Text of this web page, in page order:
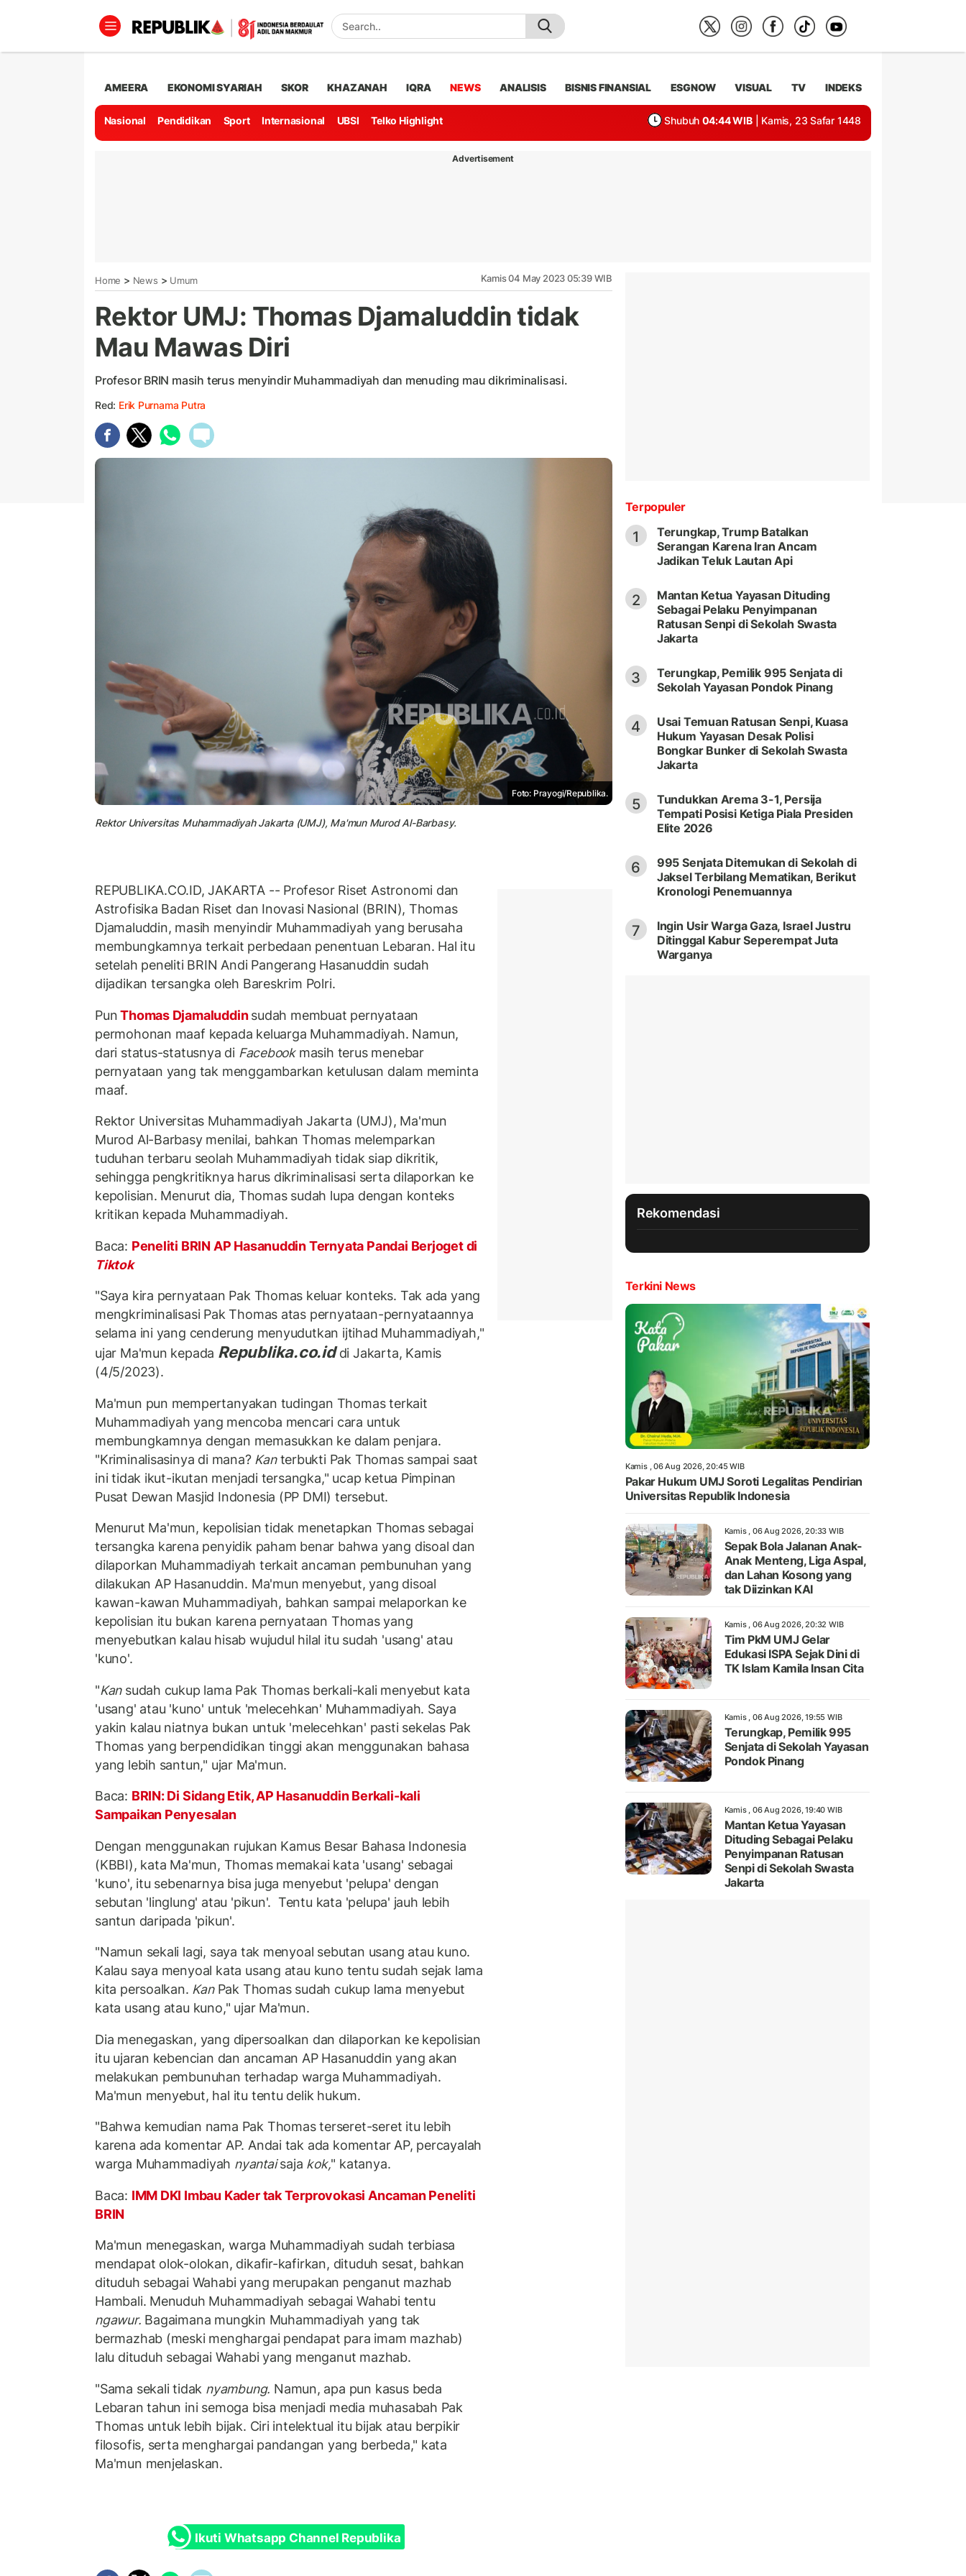
AMEERA EKONOMI SYARIAH SKOR KHAZANAH IQRA NEWS ANALISIS BISNIS FINANSIAL ESGNOW VISUAL TV INDEKS
Nasional Pendidikan Sport Internasional UBSI Telko Highlight Shubuh 04:44 WIB | Kamis, 23 Safar 1448
Advertisement
Home > News > Umum Kamis 04 May 2023 05:39 WIB
Rektor UMJ: Thomas Djamaluddin tidak
Mau Mawas Diri
Profesor BRIN masih terus menyindir Muhammadiyah dan menuding mau dikriminalisasi.
Red: Erik Purnama Putra
Foto: Prayogi/Republika.
Rektor Universitas Muhammadiyah Jakarta (UMJ), Ma'mun Murod Al-Barbasy.
REPUBLIKA.CO.ID, JAKARTA -- Profesor Riset Astronomi dan
Astrofisika Badan Riset dan Inovasi Nasional (BRIN), Thomas
Djamaluddin, masih menyindir Muhammadiyah yang berusaha
membungkamnya terkait perbedaan penentuan Lebaran. Hal itu
setelah peneliti BRIN Andi Pangerang Hasanuddin sudah
dijadikan tersangka oleh Bareskrim Polri.
PunThomas Djamaluddinsudah membuat pernyataan
permohonan maaf kepada keluarga Muhammadiyah. Namun,
dari status-statusnya di Facebookmasih terus menebar
pernyataan yang tak menggambarkan ketulusan dalam meminta
maaf.
Rektor Universitas Muhammadiyah Jakarta (UMJ), Ma'mun
Murod Al-Barbasy menilai, bahkan Thomas melemparkan
tuduhan terbaru seolah Muhammadiyah tidak siap dikritik,
sehingga pengkritiknya harus dikriminalisasi serta dilaporkan ke
kepolisian. Menurut dia, Thomas sudah lupa dengan konteks
kritikan kepada Muhammadiyah.
Baca: Peneliti BRIN AP Hasanuddin Ternyata Pandai Berjoget di
Tiktok
"Saya kira pernyataan Pak Thomas keluar konteks. Tak ada yang
mengkriminalisasi Pak Thomas atas pernyataan-pernyataannya
selama ini yang cenderung menyudutkan ijtihad Muhammadiyah,"
ujar Ma'mun kepada Republika.co.iddi Jakarta, Kamis
(4/5/2023).
Ma'mun pun mempertanyakan tudingan Thomas terkait
Muhammadiyah yang mencoba mencari cara untuk
membungkamnya dengan memasukkan ke dalam penjara.
"Kriminalisasinya di mana? Kanterbukti Pak Thomas sampai saat
ini tidak ikut-ikutan menjadi tersangka," ucap ketua Pimpinan
Pusat Dewan Masjid Indonesia (PP DMI) tersebut.
Menurut Ma'mun, kepolisian tidak menetapkan Thomas sebagai
tersangka karena penyidik paham benar bahwa yang disoal dan
dilaporkan Muhammadiyah terkait ancaman pembunuhan yang
dilakukan AP Hasanuddin. Ma'mun menyebut, yang disoal
kawan-kawan Muhammadiyah, bahkan sampai melaporkan ke
kepolisian itu bukan karena pernyataan Thomas yang
menyebutkan kalau hisab wujudul hilal itu sudah 'usang' atau
'kuno'.
"Kansudah cukup lama Pak Thomas berkali-kali menyebut kata
'usang' atau 'kuno' untuk 'melecehkan' Muhammadiyah. Saya
yakin kalau niatnya bukan untuk 'melecehkan' pasti sekelas Pak
Thomas yang berpendidikan tinggi akan menggunakan bahasa
yang lebih santun," ujar Ma'mun.
Baca: BRIN: Di Sidang Etik, AP Hasanuddin Berkali-kali
Sampaikan Penyesalan
Dengan menggunakan rujukan Kamus Besar Bahasa Indonesia
(KBBI), kata Ma'mun, Thomas memakai kata 'usang' sebagai
'kuno', itu sebenarnya bisa juga menyebut 'pelupa' dengan
sebutan 'linglung' atau 'pikun'. Tentu kata 'pelupa' jauh lebih
santun daripada 'pikun'.
"Namun sekali lagi, saya tak menyoal sebutan usang atau kuno.
Kalau saya menyoal kata usang atau kuno tentu sudah sejak lama
kita persoalkan. KanPak Thomas sudah cukup lama menyebut
kata usang atau kuno," ujar Ma'mun.
Dia menegaskan, yang dipersoalkan dan dilaporkan ke kepolisian
itu ujaran kebencian dan ancaman AP Hasanuddin yang akan
melakukan pembunuhan terhadap warga Muhammadiyah.
Ma'mun menyebut, hal itu tentu delik hukum.
"Bahwa kemudian nama Pak Thomas terseret-seret itu lebih
karena ada komentar AP. Andai tak ada komentar AP, percayalah
warga Muhammadiyah nyantaisaja kok," katanya.
Baca: IMM DKI Imbau Kader tak Terprovokasi Ancaman Peneliti
BRIN
Ma'mun menegaskan, warga Muhammadiyah sudah terbiasa
mendapat olok-olokan, dikafir-kafirkan, dituduh sesat, bahkan
dituduh sebagai Wahabi yang merupakan penganut mazhab
Hambali. Menuduh Muhammadiyah sebagai Wahabi tentu
ngawur. Bagaimana mungkin Muhammadiyah yang tak
bermazhab (meski menghargai pendapat para imam mazhab)
lalu dituduh sebagai Wahabi yang menganut mazhab.
"Sama sekali tidak nyambung. Namun, apa pun kasus beda
Lebaran tahun ini semoga bisa menjadi media muhasabah Pak
Thomas untuk lebih bijak. Ciri intelektual itu bijak atau berpikir
filosofis, serta menghargai pandangan yang berbeda," kata
Ma'mun menjelaskan.
Ikuti Whatsapp Channel Republika
Terpopuler
1
Terungkap, Trump Batalkan
Serangan Karena Iran Ancam
Jadikan Teluk Lautan Api
2
Mantan Ketua Yayasan Dituding
Sebagai Pelaku Penyimpanan
Ratusan Senpi di Sekolah Swasta
Jakarta
3
Terungkap, Pemilik 995 Senjata di
Sekolah Yayasan Pondok Pinang
4
Usai Temuan Ratusan Senpi, Kuasa
Hukum Yayasan Desak Polisi
Bongkar Bunker di Sekolah Swasta
Jakarta
5
Tundukkan Arema 3-1, Persija
Tempati Posisi Ketiga Piala Presiden
Elite 2026
6
995 Senjata Ditemukan di Sekolah di
Jaksel Terbilang Mematikan, Berikut
Kronologi Penemuannya
7
Ingin Usir Warga Gaza, Israel Justru
Ditinggal Kabur Seperempat Juta
Warganya
Rekomendasi
Terkini News
Kamis , 06 Aug 2026, 20:45 WIB
Pakar Hukum UMJ Soroti Legalitas Pendirian
Universitas Republik Indonesia
Kamis , 06 Aug 2026, 20:33 WIB
Sepak Bola Jalanan Anak-
Anak Menteng, Liga Aspal,
dan Lahan Kosong yang
tak Diizinkan KAI
Kamis , 06 Aug 2026, 20:32 WIB
Tim PkM UMJ Gelar
Edukasi ISPA Sejak Dini di
TK Islam Kamila Insan Cita
Kamis , 06 Aug 2026, 19:55 WIB
Terungkap, Pemilik 995
Senjata di Sekolah Yayasan
Pondok Pinang
Kamis , 06 Aug 2026, 19:40 WIB
Mantan Ketua Yayasan
Dituding Sebagai Pelaku
Penyimpanan Ratusan
Senpi di Sekolah Swasta
Jakarta